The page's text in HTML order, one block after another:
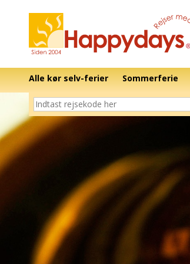
Alle kør selv-ferier Sommerferie